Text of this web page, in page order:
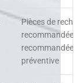
Pièces de
préventive